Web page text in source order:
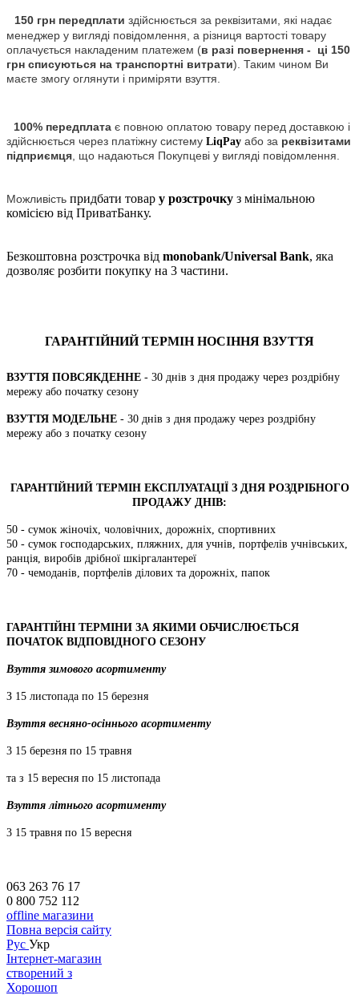
150 грн передплати здійснюється за реквізитами, які надає
менеджер у вигляді повідомлення, а різниця вартості товару
оплачується накладеним платежем (в разі повернення - ці 150
грн списуються на транспортні витрати). Таким чином Ви
маєте змогу оглянути і приміряти взуття.
100% передплата є повною оплатою товару перед доставкою і
здійснюється через платіжну систему LiqPay або за реквізитами
підприємця , що надаються Покупцеві у вигляді повідомлення.
Можливість придбати товар у розстрочку з мінімальною
комісією від ПриватБанку.
Безкоштовна розстрочка від monobank/Universal Bank, яка
дозволяє розбити покупку на 3 частини.
ГАРАНТІЙНИЙ ТЕРМІН НОСІННЯ ВЗУТТЯ
ВЗУТТЯ ПОВСЯКДЕННЕ - 30 днів з дня продажу через роздрібну
мережу або початку сезону
ВЗУТТЯ МОДЕЛЬНЕ - 30 днів з дня продажу через роздрібну
мережу або з початку сезону
ГАРАНТІЙНИЙ ТЕРМІН ЕКСПЛУАТАЦІЇ З ДНЯ РОЗДРІБНОГО
ПРОДАЖУ ДНІВ:
50 - сумок жіночіх, чоловічних, дорожніх, спортивних
50 - сумок господарських, пляжних, для учнів, портфелів учнівських,
ранція, виробів дрібної шкіргалантереї
70 - чемоданів, портфелів ділових та дорожніх, папок
ГАРАНТІЙНІ ТЕРМІНИ ЗА ЯКИМИ ОБЧИСЛЮЄТЬСЯ
ПОЧАТОК ВІДПОВІДНОГО СЕЗОНУ
Взуття зимового асортименту
З 15 листопада по 15 березня
Взуття весняно-осіннього асортименту
3 15 березня по 15 травня
та з 15 вересня по 15 листопада
Взуття літнього асортименту
3 15 травня по 15 вересня
063 263 76 17
0 800 752 112
offline магазини
Повна версія сайту
Рус Укр
Інтернет-магазин
створений з
Хорошоп